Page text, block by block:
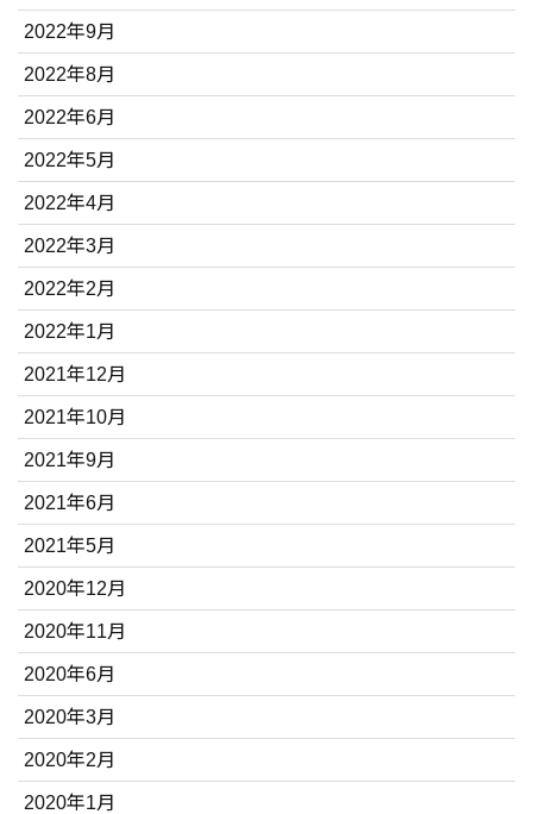
2022年9月
2022年8月
2022年6月
2022年5月
2022年4月
2022年3月
2022年2月
2022年1月
2021年12月
2021年10月
2021年9月
2021年6月
2021年5月
2020年12月
2020年11月
2020年6月
2020年3月
2020年2月
2020年1月